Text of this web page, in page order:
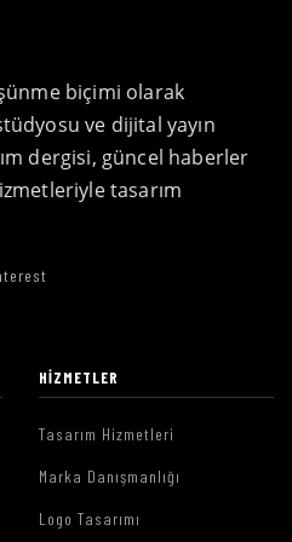
biçimi olarak
ve dijital yayın
dergisi, güncel haberler
tasarım
HIZMETLER
Tasarım Hizmetleri
Marka Danışmanlığı
Logo Tasarımı